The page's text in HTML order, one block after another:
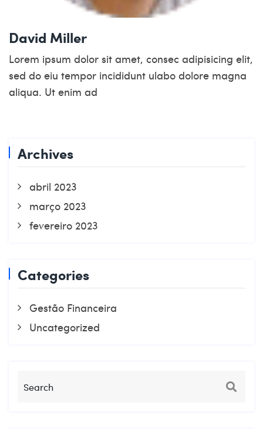
David Miller
Lorem ipsum dolor sit amet, consec adipisicing elit,
sed do eiu tempor incididunt ulabo dolore magna
aliqua. Ut enim ad
Archives
abril 2023
março 2023
fevereiro 2023
Categories
Gestão Financeira
Uncategorized